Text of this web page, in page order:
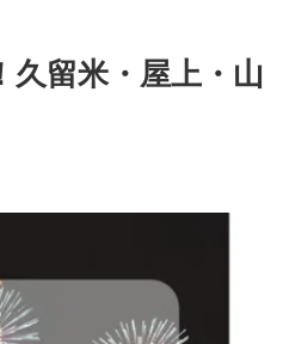
久留米・屋上・山